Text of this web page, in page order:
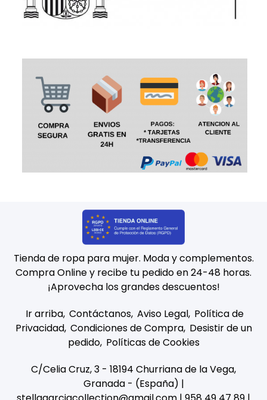
Tienda de ropa para mujer. Moda y complementos.
Compra Online y recibe tu pedido en 24-48 horas.
¡Aprovecha los grandes descuentos!
Ir arriba Contáctanos Aviso Legal Política de
Privacidad Condiciones de Compra Desistir de un
pedido Políticas de Cookies
C/Celia Cruz, 3 - 18194 Churriana de la Vega,
Granada - (España) |